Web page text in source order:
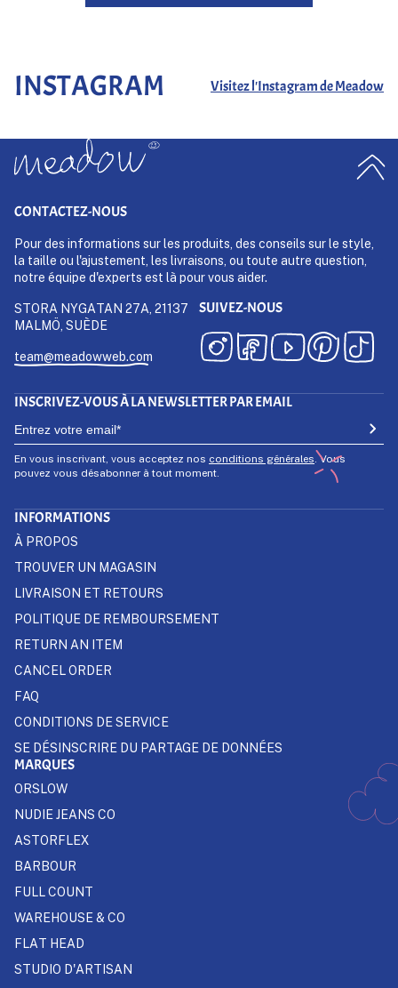
INSTAGRAM Visitez l'Instagram de Meadow
CONTACTEZ-NOUS
Pour des informations sur les produits, des conseils sur le style,
la taille ou l'ajustement, les livraisons, ou toute autre question,
notre équipe d'experts est là pour vous aider.
STORA NYGATAN 27A, 21137
MALMÖ, SUÈDE
team@meadowweb.com
SUIVEZ-NOUS
INSCRIVEZ-VOUS À LA NEWSLETTER PAR EMAIL
En vous inscrivant, vous acceptez nos conditions générales . Vous
pouvez vous désabonner à tout moment.
INFORMATIONS
À PROPOS
TROUVER UN MAGASIN
LIVRAISON ET RETOURS
POLITIQUE DE REMBOURSEMENT
RETURN AN ITEM
CANCEL ORDER
FAQ
CONDITIONS DE SERVICE
SE DÉSINSCRIRE DU PARTAGE DE DONNÉES
MARQUES
ORSLOW
NUDIE JEANS CO
ASTORFLEX
BARBOUR
FULL COUNT
WAREHOUSE & CO
FLAT HEAD
STUDIO D'ARTISAN